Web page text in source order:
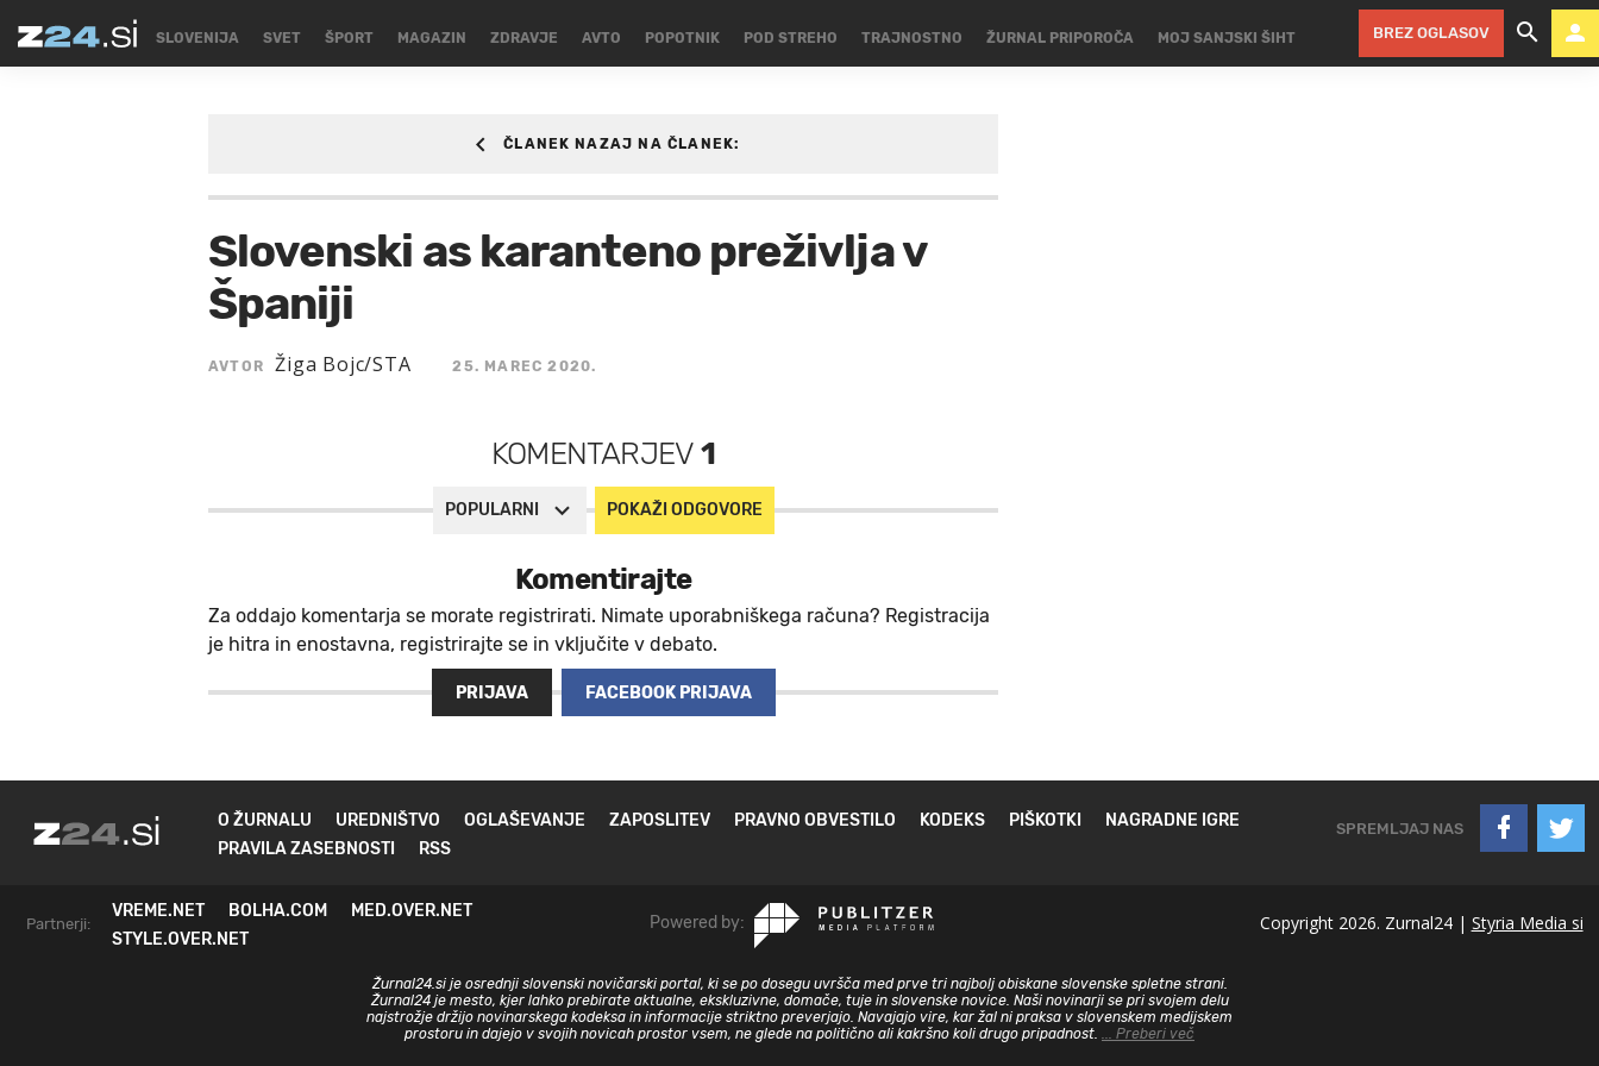
SLOVENIJA SVET ŠPORT MAGAZIN ZDRAVJE AVTO POPOTNIK POD STREHO TRAJNOSTNO ŽURNAL PRIPOROČA MOJ SANJSKI ŠIHT BREZ OGLASOV
/SPORT/KOSARKA
Slovenski as karanteno preživlja v
Španiji
AVTOR Žiga Bojc/STA 25. MAREC 2020.
ČLANEK NAZAJ NA ČLANEK:
KOMENTARJEV1
POPULARNI POKAŽI ODGOVORE
Komentirajte
Za oddajo komentarja se morate registrirati. Nimate uporabniškega računa? Registracija
je hitra in enostavna, registrirajte se in vključite v debato.
PRIJAVA FACEBOOK PRIJAVA
O ŽURNALU UREDNIŠTVO OGLAŠEVANJE ZAPOSLITEV PRAVNO OBVESTILO KODEKS PIŠKOTKI
NAGRADNE IGRE
PRAVILA ZASEBNOSTI
RSS
SPREMLJAJ NAS
Partnerji:
VREME.NET BOLHA.COM
MED.OVER.NET
STYLE.OVER.NET
Powered by: Copyright 2026. Zurnal24 | Styria Media si
Žurnal24.si je osrednji slovenski novičarski portal, ki se po dosegu uvršča med prve tri najbolj obiskane slovenske spletne strani.
Žurnal24 je mesto, kjer lahko prebirate aktualne, ekskluzivne, domače, tuje in slovenske novice. Naši novinarji se pri svojem delu
najstrožje držijo novinarskega kodeksa in informacije striktno preverjajo. Navajajo vire, kar žal ni praksa v slovenskem medijskem
prostoru in dajejo v svojih novicah prostor vsem, ne glede na politično ali kakršno koli drugo pripadnost. ... Preberi več